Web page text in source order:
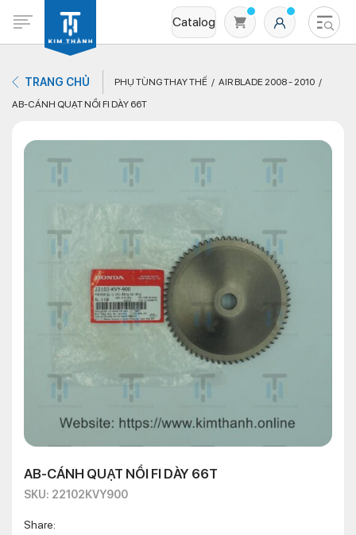
Catalog
Không có sản phẩm nào trong giỏ hàng
TRANG CHỦ PHỤ TÙNG THAY THẾ
AIR BLADE 2008 - 2010
AB-CÁNH QUẠT NỒI FI DÀY 66T
AB-CÁNH QUẠT NỒI FI DÀY 66T
SKU: 22102KVY900
Share: